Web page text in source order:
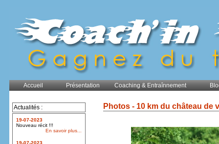
Accueil Présentation Coaching & Entraînnement
Actualités :
19-07-2023
Nouveau récit !!!
En savoir plus...
19-07-2023
Photos - 10 km du château de